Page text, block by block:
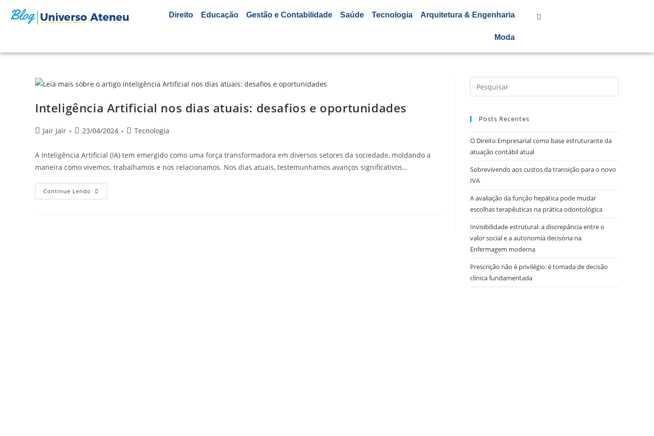
Direito Educação Gestão e Contabilidade Saúde Tecnologia Arquitetura & Engenharia
Moda
Inteligência Artificial nos dias atuais: desafios e oportunidades
Jair Jair 23/04/2024 Tecnologia
A Inteligência Artificial (IA) tem emergido como uma força transformadora em diversos setores da sociedade, moldando a
maneira como vivemos, trabalhamos e nos relacionamos. Nos dias atuais, testemunhamos avanços significativos…
Continue Lendo
Posts Recentes
O Direito Empresarial como base estruturante da
atuação contábil atual
Sobrevivendo aos custos da transição para o novo
IVA
A avaliação da função hepática pode mudar
escolhas terapêuticas na prática odontológica
Invisibilidade estrutural: a discrepância entre o
valor social e a autonomia decisória na
Enfermagem moderna
Prescrição não é privilégio: é tomada de decisão
clínica fundamentada